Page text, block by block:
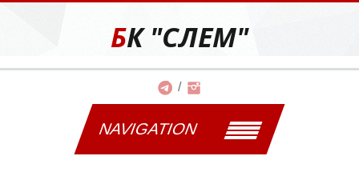
БК "СЛЕМ"
NAVIGATION